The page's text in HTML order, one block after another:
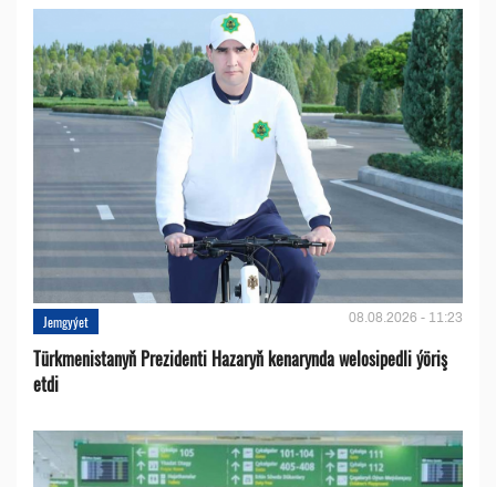
Jemgyýet 08.08.2026 - 11:23
Türkmenistanyň Prezidenti Hazaryň kenarynda welosipedli ýöriş
etdi